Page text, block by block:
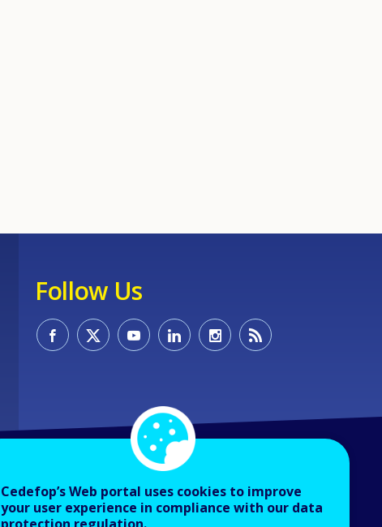
Follow Us
Cedefop’s Web portal uses cookies to improve
your user experience in compliance with our data